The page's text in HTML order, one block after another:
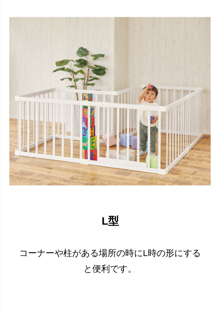
L型
コーナーや柱がある場所の時にL時の形にする
と便利です。